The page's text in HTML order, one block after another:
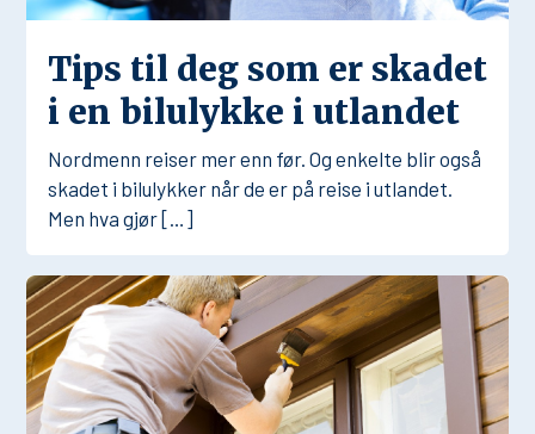
Tips til deg som er skadet
i en bilulykke i utlandet
Nordmenn reiser mer enn før. Og enkelte blir også
skadet i bilulykker når de er på reise i utlandet.
Men hva gjør […]